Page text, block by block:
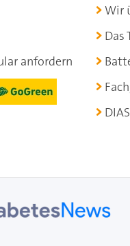
anfordern
Wir
Das